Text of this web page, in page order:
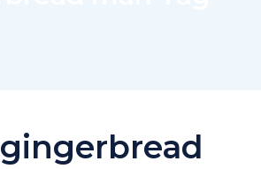
gingerbread